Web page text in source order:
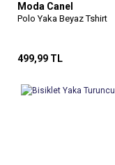
Moda Canel
Polo Yaka Beyaz Tshirt
499,99 TL